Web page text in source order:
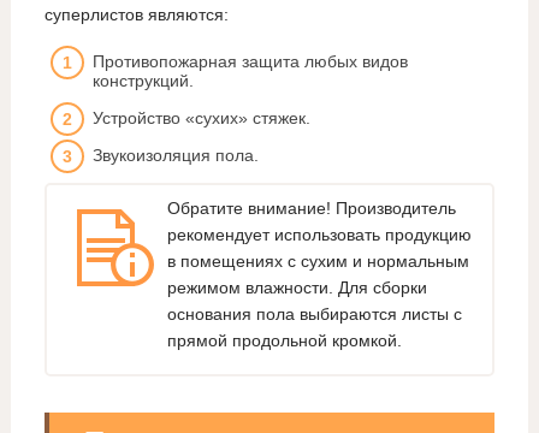
суперлистов являются:
Противопожарная защита любых видов
конструкций.
Устройство «сухих» стяжек.
Звукоизоляция пола.
Обратите внимание! Производитель
рекомендует использовать продукцию
в помещениях с сухим и нормальным
режимом влажности. Для сборки
основания пола выбираются листы с
прямой продольной кромкой.